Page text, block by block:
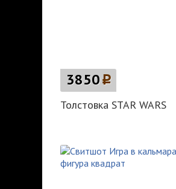
3850p
Толстовка STAR WARS